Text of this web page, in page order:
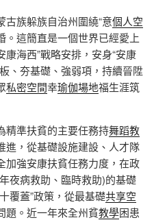
古族躲族自治州圍繞“意個人空
。這簡直是一個世界已經愛上
海西”戰略安排，安身“安康
、夯基礎、強弱項，持續晉陞
私密空間幸瑜伽場地福生涯筑
精準扶貧的主要任務持舞蹈教
進，從基礎設施建設、人才隊
加強安康扶貧任務力度，在政
夜病救助、臨時救助)的基礎
覆蓋”政策，從最基礎共享空
題。近一年來全州貧教學困患